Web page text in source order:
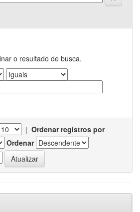
o resultado de busca.
| Ordenar registros por
Ordenar